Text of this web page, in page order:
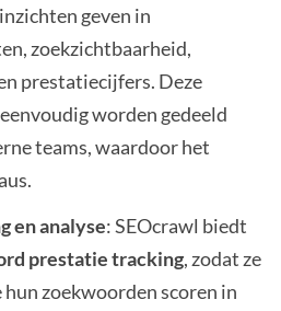
geven in
zoekzichtbaarheid,
prestatiecijfers. Deze
worden gedeeld
teams, waardoor het
en analyse: SEOcrawl biedt
prestatie tracking, zodat ze
zoekwoorden scoren in